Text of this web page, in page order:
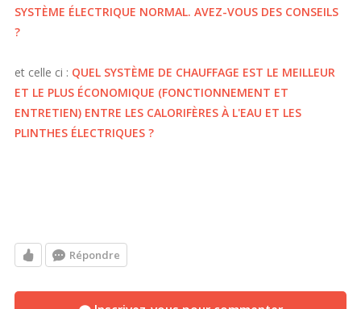
SYSTÈME ÉLECTRIQUE NORMAL. AVEZ-VOUS DES CONSEILS
?
et celle ci : QUEL SYSTÈME DE CHAUFFAGE EST LE MEILLEUR
ET LE PLUS ÉCONOMIQUE (FONCTIONNEMENT ET
ENTRETIEN) ENTRE LES CALORIFÈRES À L'EAU ET LES
PLINTHES ÉLECTRIQUES ?
Répondre